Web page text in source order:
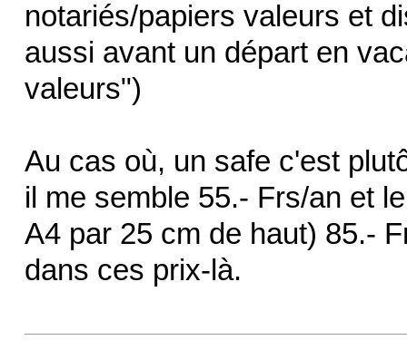
notariés/papiers valeurs et
aussi avant un départ en
valeurs")
Au cas où, un safe c'est
il me semble 55.- Frs/an et
A4 par 25 cm de haut) 85.-
dans ces prix-là.